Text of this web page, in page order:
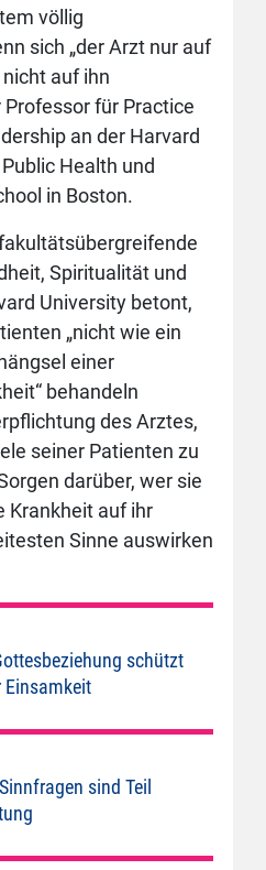
völlig
sich „der Arzt nur auf
auf ihn
Professor für Practice
an der Harvard
Health und
in Boston.
Spiritualität und
University betont,
„nicht wie ein
einer
behandeln
des Arztes,
seiner Patienten zu
darüber, wer sie
Krankheit auf ihr
Sinne auswirken
schützt
Einsamkeit
sind Teil